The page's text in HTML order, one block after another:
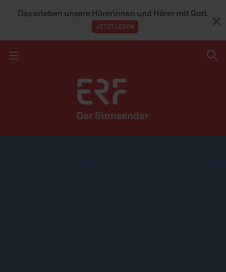
Das erleben unsere Hörerinnen und Hörer mit Gott.
JETZT LESEN
Navigation überspringen